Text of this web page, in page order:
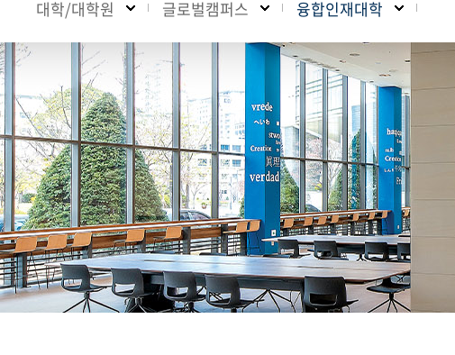
대학/대학원 글로벌캠퍼스 융합인재대학